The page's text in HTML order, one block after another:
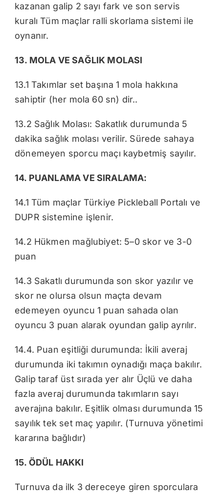
kazanan galip 2 sayı fark ve son servis
kuralı Tüm maçlar ralli skorlama sistemi ile
oynanır.
13. MOLA VE SAĞLIK MOLASI
13.1 Takımlar set başına 1 mola hakkına
sahiptir (her mola 60 sn) dir..
13.2 Sağlık Molası: Sakatlık durumunda 5
dakika sağlık molası verilir. Sürede sahaya
dönemeyen sporcu maçı kaybetmiş sayılır.
14. PUANLAMA VE SIRALAMA:
14.1 Tüm maçlar Türkiye Pickleball Portalı ve
DUPR sistemine işlenir.
14.2 Hükmen mağlubiyet: 5–0 skor ve 3-0
puan
14.3 Sakatlı durumunda son skor yazılır ve
skor ne olursa olsun maçta devam
edemeyen oyuncu 1 puan sahada olan
oyuncu 3 puan alarak oyundan galip ayrılır.
14.4. Puan eşitliği durumunda: İkili averaj
durumunda iki takımın oynadığı maça bakılır.
Galip taraf üst sırada yer alır Üçlü ve daha
fazla averaj durumunda takımların sayı
averajına bakılır. Eşitlik olması durumunda 15
sayılık tek set maç yapılır. (Turnuva yönetimi
kararına bağlıdır)
15. ÖDÜL HAKKI
Turnuva da ilk 3 dereceye giren sporculara